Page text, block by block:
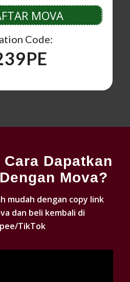
MOVA
Code:
Dapatkan
Mova?
mudah dengan copy link
dan beli kembali di
TikTok